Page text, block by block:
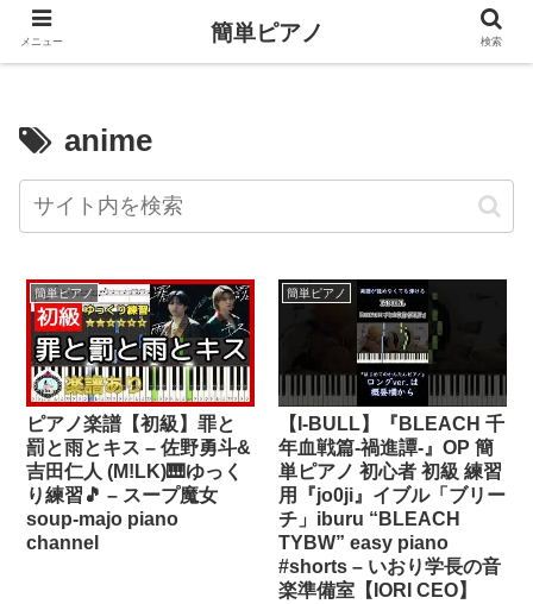
anime
簡単ピアノ
ピアノ楽譜【初級】罪と
罰と雨とキス – 佐野勇斗&
吉田仁人 (M!LK)🎹ゆっく
り練習🎵 – スープ魔女
soup-majo piano
channel
簡単ピアノ
【I-BULL】『BLEACH 千
年血戦篇-禍進譚-』OP 簡
単ピアノ 初心者 初級 練習
用『jo0ji』イブル「ブリー
チ」iburu “BLEACH
TYBW” easy piano
#shorts – いおり学長の音
楽準備室【IORI CEO】
メニュー 簡単ピアノ 検索